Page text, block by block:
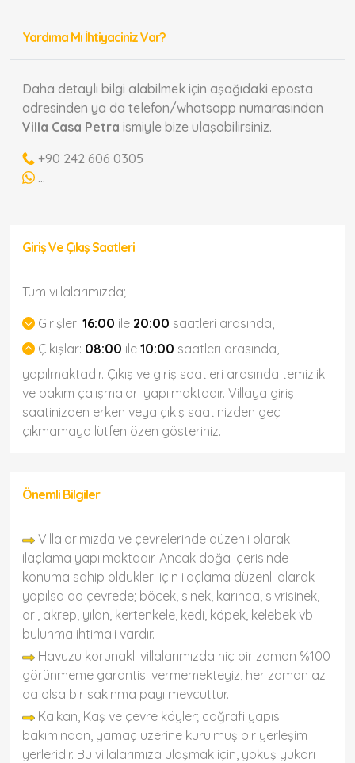
Yardıma Mı İhtiyaciniz Var?
Daha detaylı bilgi alabilmek için aşağıdaki eposta
adresinden ya da telefon/whatsapp numarasından
Villa Casa Petra ismiyle bize ulaşabilirsiniz.
+90 242 606 0305
...
Giriş Ve Çıkış Saatleri
Tüm villalarımızda;
Girişler: 16:00 ile 20:00 saatleri arasında,
Çıkışlar: 08:00 ile 10:00 saatleri arasında,
yapılmaktadır. Çıkış ve giriş saatleri arasında temizlik
ve bakım çalışmaları yapılmaktadır. Villaya giriş
saatinizden erken veya çıkış saatinizden geç
çıkmamaya lütfen özen gösteriniz.
Önemli Bilgiler
Villalarımızda ve çevrelerinde düzenli olarak
ilaçlama yapılmaktadır. Ancak doğa içerisinde
konuma sahip olduklerı için ilaçlama düzenli olarak
yapılsa da çevrede; böcek, sinek, karınca, sivrisinek,
arı, akrep, yılan, kertenkele, kedi, köpek, kelebek vb
bulunma ihtimali vardır.
Havuzu korunaklı villalarımızda hiç bir zaman %100
görünmeme garantisi vermemekteyiz, her zaman az
da olsa bir sakınma payı mevcuttur.
Kalkan, Kaş ve çevre köyler; coğrafi yapısı
bakımından, yamaç üzerine kurulmuş bir yerleşim
yerleridir. Bu villalarımıza ulaşmak için, yokuş yukarı